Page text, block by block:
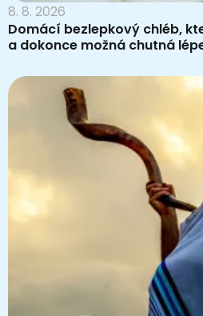
8. 8. 2026
Domácí bezlepkový chléb,
a dokonce možná chutná